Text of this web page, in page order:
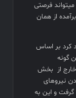
فرصتی
از همان
کرد بر اساس
گونه
خارج از بخش
نیروهای
و این به